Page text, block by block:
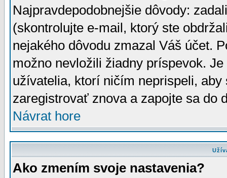
Najpravdepodobnejšie dôvody:
(skontrolujte e-mail, ktorý ste
nejakého dôvodu zmazal Váš účet.
možno nevložili žiadny príspevok.
užívatelia, ktorí ničím neprispeli,
zaregistrovať znova a zapojte sa do
Návrat hore
Ako zmením svoje nastavenia?